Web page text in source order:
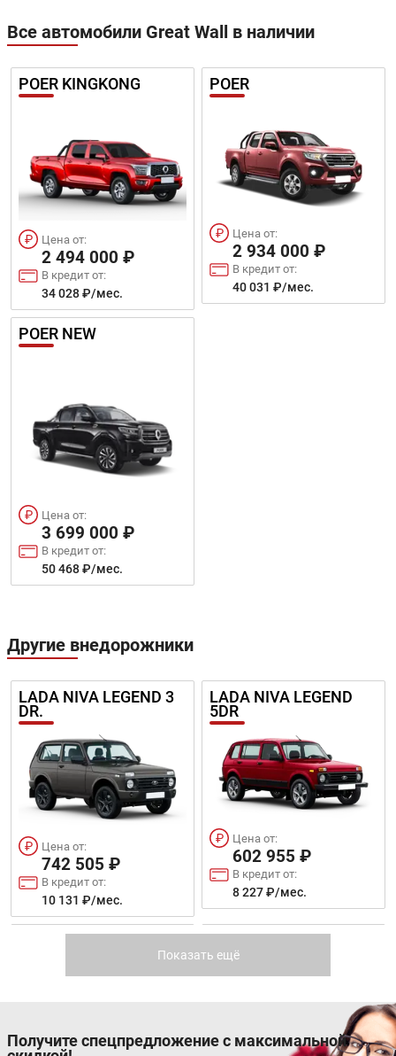
Все автомобили Great Wall в наличии
POER KINGKONG
Цена от:
2 494 000 ₽
В кредит от:
34 028 ₽/мес.
POER
Цена от:
2 934 000 ₽
В кредит от:
40 031 ₽/мес.
POER NEW
Цена от:
3 699 000 ₽
В кредит от:
50 468 ₽/мес.
Другие внедорожники
LADA NIVA LEGEND 3
DR.
Цена от:
742 505 ₽
В кредит от:
10 131 ₽/мес.
LADA NIVA LEGEND
5DR
Цена от:
602 955 ₽
В кредит от:
8 227 ₽/мес.
LIFAN X50 MAZDA CX-9
Показать ещё
Получите спецпредложение с максимальной